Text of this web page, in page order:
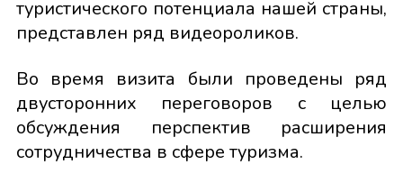
туристического потенциала нашей страны,
представлен ряд видеороликов.
Во время визита были проведены ряд
двусторонних переговоров с целью
обсуждения перспектив расширения
сотрудничества в сфере туризма.